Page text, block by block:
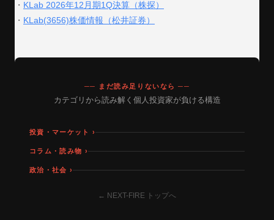
・ KLab 2026年12月期1Q決算（株探）
・ KLab(3656)株価情報（松井証券）
── まだ読み足りないなら ──
カテゴリから読み解く個人投資家が負ける構造
投資・マーケット ›
コラム・読み物 ›
政治・社会 ›
← NEXT-FIRE トップへ